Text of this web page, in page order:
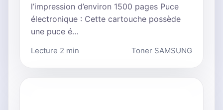
l’impression d’environ 1500 pages Puce
électronique : Cette cartouche possède
une puce é…
Lecture 2 min Toner SAMSUNG